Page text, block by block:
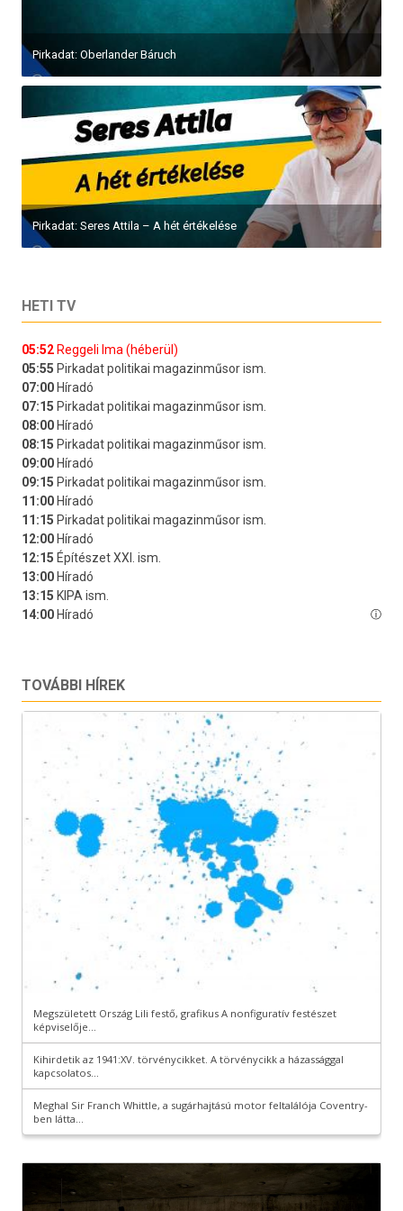
Pirkadat: Oberlander Báruch
Pirkadat: Seres Attila – A hét értékelése
HETI TV
TOVÁBBI HÍREK